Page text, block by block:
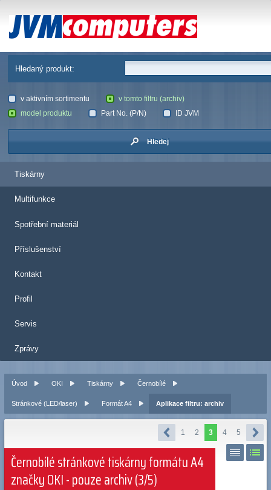
JVM Computers
Hledaný produkt:
v aktivním sortimentu
v tomto filtru (archiv)
model produktu
Part No. (P/N) ID JVM
Hledej
Tiskárny
Multifunkce
Spotřební materiál
Příslušenství
Kontakt
Profil
Servis
Zprávy
Úvod OKI Tiskárny Černobílé
Stránkové (LED/laser) Formát A4 Aplikace filtru: archiv
1 2 3 4 5
Černobílé stránkové tiskárny formátu A4
značky OKI - pouze archiv (3/5)